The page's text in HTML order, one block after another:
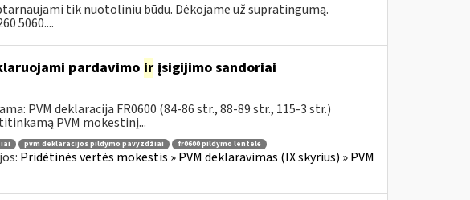
tik nuotoliniu būdu. Dėkojame už supratingumą.
5060....
pardavimo irįsigijimo sandoriai
PVM deklaracija FR0600 (84-86 str., 88-89 str., 115-3 str.)
PVM mokestinį...
pvm deklaracijos pildymo pavyzdžiai
fr0600 pildymo lentelė
Pridėtinės vertės mokestis » PVM deklaravimas (IX skyrius) » PVM